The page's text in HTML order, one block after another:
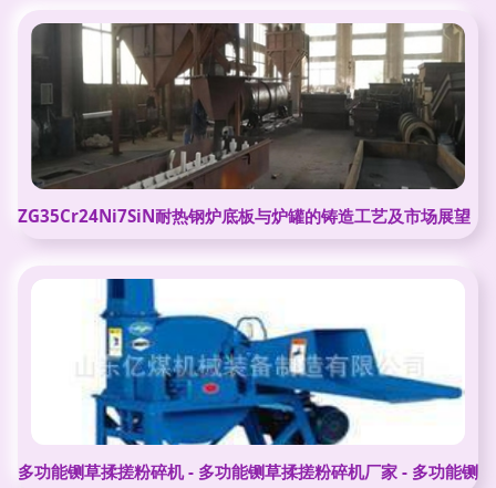
ZG35Cr24Ni7SiN耐热钢炉底板与炉罐的铸造工艺及市场展望
多功能铡草揉搓粉碎机 - 多功能铡草揉搓粉碎机厂家 - 多功能铡